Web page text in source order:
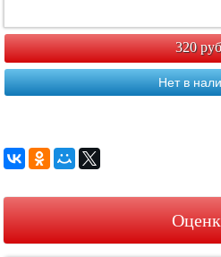
320
Нет в